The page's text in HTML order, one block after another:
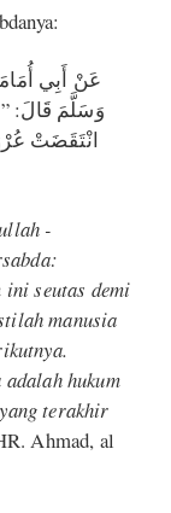
عَنْ أَبِي
وَسَلَّمَ قَالَ:
انْتَقَضَتْ
-
seutas demi
manusia
hukum
terakhir
Ahmad, al